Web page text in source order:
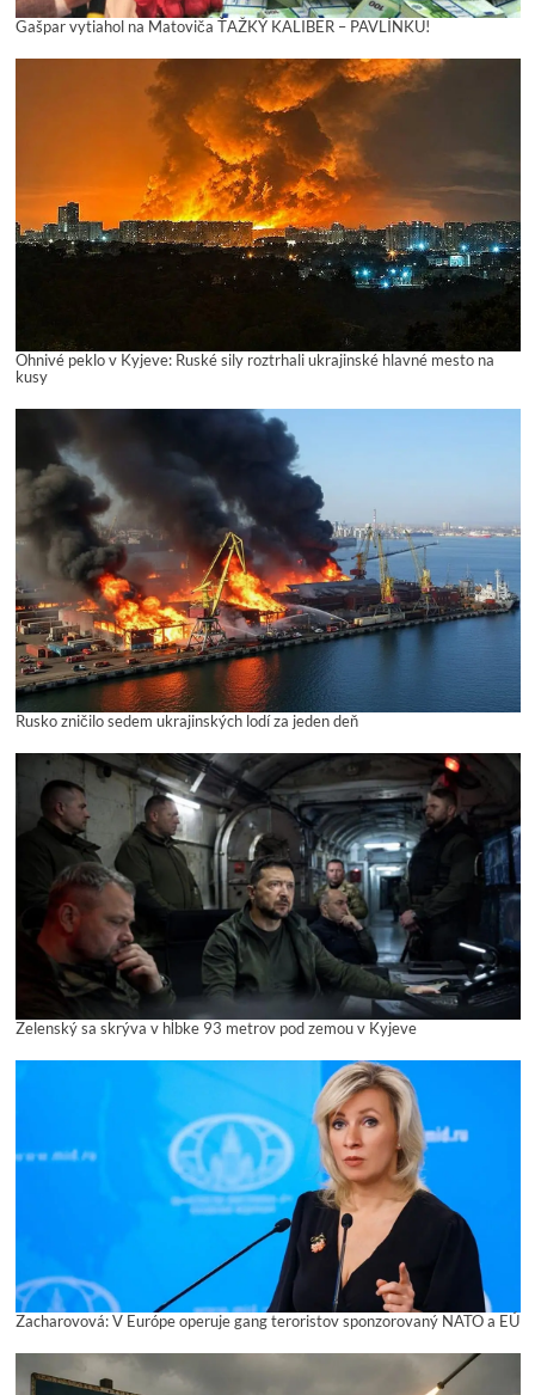
Gašpar vytiahol na Matoviča ŤAŽKÝ KALIBER – PAVLÍNKU!
Ohnivé peklo v Kyjeve: Ruské sily roztrhali ukrajinské hlavné mesto na
kusy
Rusko zničilo sedem ukrajinských lodí za jeden deň
Zelenský sa skrýva v hĺbke 93 metrov pod zemou v Kyjeve
Zacharovová: V Európe operuje gang teroristov sponzorovaný NATO a EÚ